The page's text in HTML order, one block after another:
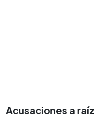
Acusaciones a